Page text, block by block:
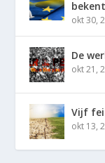
okt 30,
De
okt 21,
Vijf
okt 13,